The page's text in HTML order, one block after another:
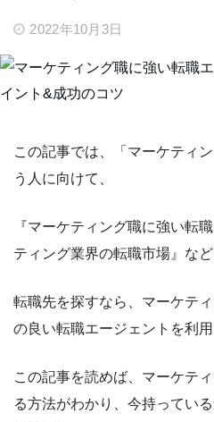
2022年10月3日
この記事では、 「マーケティ
う人に向けて、
『マーケティング職に強い転
ティング業界の転職市場』 な
転職先を探すなら、マーケテ
の良い転職エージェントを利
この記事を読めば、 マーケテ
る方法がわかり、今持ってい